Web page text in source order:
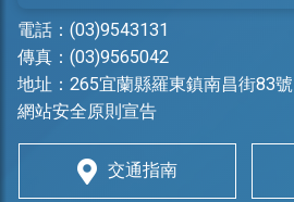
電話： (03)9543131
傳真：(03)9565042
地址： 265宜蘭縣羅東鎮南昌街83號
網站安全原則宣告
交通指南